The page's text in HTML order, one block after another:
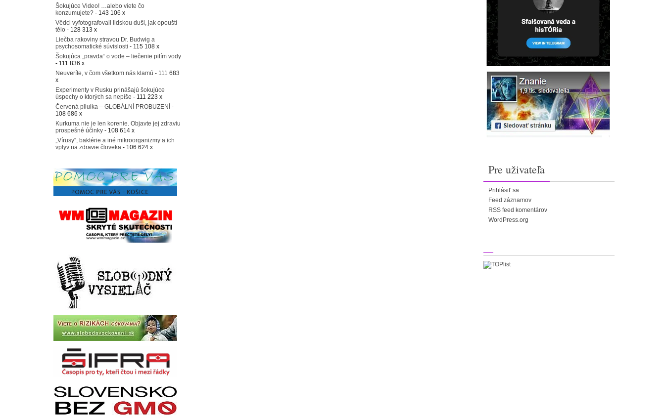
Šokujúce Video! …alebo viete čo
konzumujete? - 143 106 x
Vědci vyfotografovali lidskou duši, jak opouští
tělo - 128 313 x
Liečba rakoviny stravou Dr. Budwig a
psychosomatické súvislosti - 115 108 x
Šokujúca „pravda“ o vode – liečenie pitím vody
- 111 836 x
Neuveríte, v čom všetkom nás klamú - 111 683
x
Experimenty v Rusku prinášajú šokujúce
úspechy o ktorých sa nepíše - 111 223 x
Červená pilulka – GLOBÁLNÍ PROBUZENÍ -
108 686 x
Kurkuma nie je len korenie. Objavte jej zdraviu
prospešné účinky - 108 614 x
„Vírusy“, baktérie a iné mikroorganizmy a ich
vplyv na zdravie človeka - 106 624 x
Pre uživateľa
Prihlásiť sa
Feed záznamov
RSS feed komentárov
WordPress.org